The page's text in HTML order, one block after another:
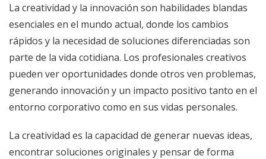
La creatividad y la innovación son habilidades blandas
esenciales en el mundo actual, donde los cambios
rápidos y la necesidad de soluciones diferenciadas son
parte de la vida cotidiana. Los profesionales creativos
pueden ver oportunidades donde otros ven problemas,
generando innovación y un impacto positivo tanto en el
entorno corporativo como en sus vidas personales.
La creatividad es la capacidad de generar nuevas ideas,
encontrar soluciones originales y pensar de forma